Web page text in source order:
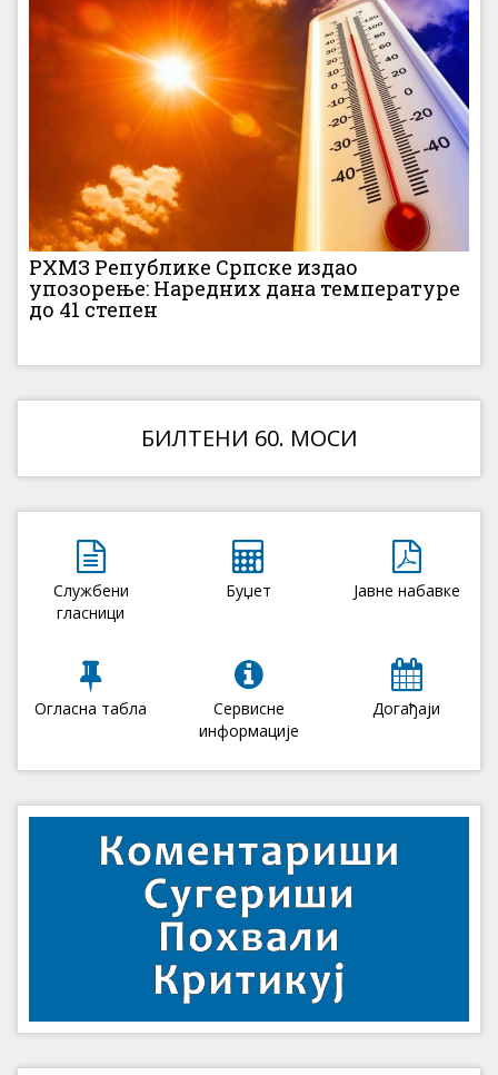
РХМЗ Републике Српске издао
упозорење: Наредних дана температуре
до 41 степен
БИЛТЕНИ 60. МОСИ
Службени
гласници
Буџет Јавне набавке
Огласна табла
Сервисне
информације
Догађаји